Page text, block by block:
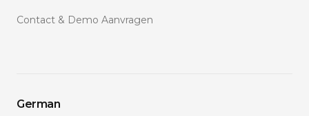
Contact & Demo Aanvragen
German